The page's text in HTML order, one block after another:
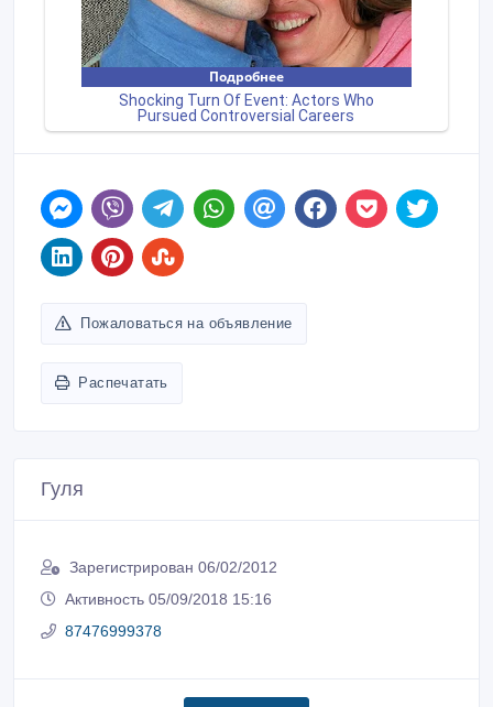
Пожаловаться на объявление
Распечатать
Гуля
Зарегистрирован 06/02/2012
Активность 05/09/2018 15:16
87476999378